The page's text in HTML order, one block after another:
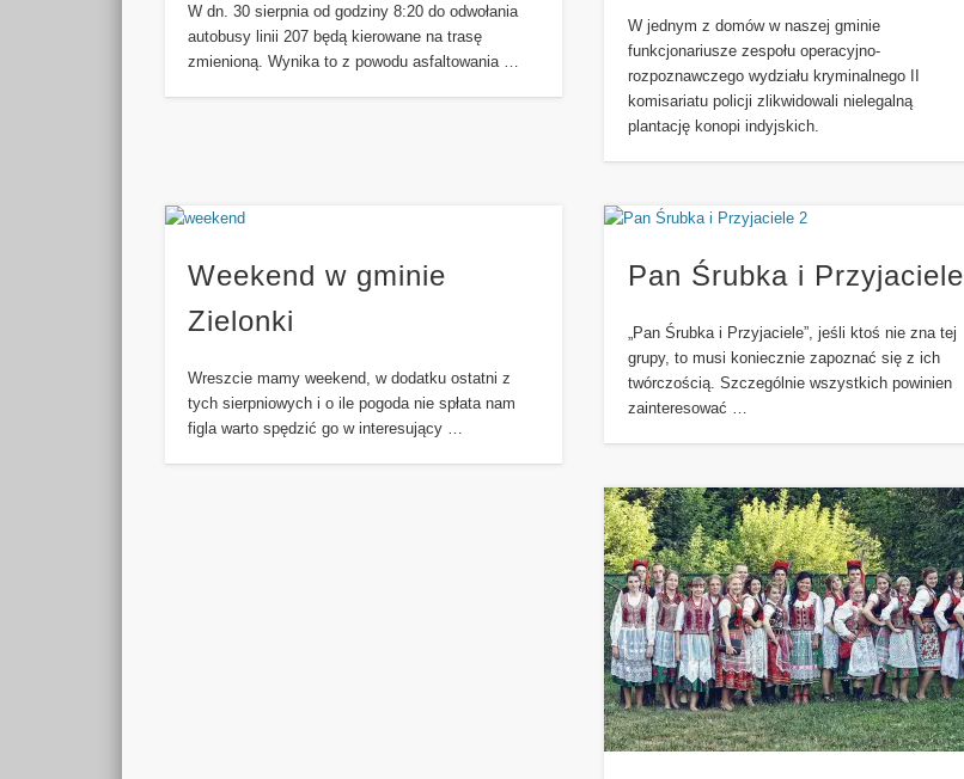
W dn. 30 sierpnia od godziny 8:20 do odwołania
autobusy linii 207 będą kierowane na trasę
zmienioną. Wynika to z powodu asfaltowania …
W jednym z domów w naszej gminie
funkcjonariusze zespołu operacyjno-
rozpoznawczego wydziału kryminalnego II
komisariatu policji zlikwidowali nielegalną
plantację konopi indyjskich.
Weekend w gminie
Zielonki
Wreszcie mamy weekend, w dodatku ostatni z
tych sierpniowych i o ile pogoda nie spłata nam
figla warto spędzić go w interesujący …
Pan Śrubka i Przyjaciele
„Pan Śrubka i Przyjaciele”, jeśli ktoś nie zna tej
grupy, to musi koniecznie zapoznać się z ich
twórczością. Szczególnie wszystkich powinien
zainteresować …